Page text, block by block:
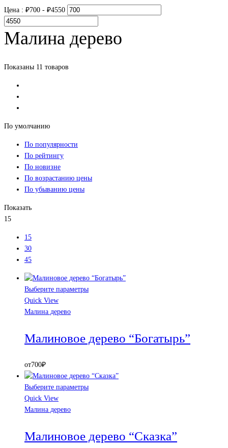
Цена : ₽700 - ₽4550
Малина дерево
Показаны 11 товаров
По умолчанию
По популярности
По рейтингу
По новизне
По возрастанию цены
По убыванию цены
Показать
15
15
30
45
Выберите параметры
Quick View
Малина дерево
Малиновое дерево “Богатырь”
от700₽
Выберите параметры
Quick View
Малина дерево
Малиновое дерево “Сказка”